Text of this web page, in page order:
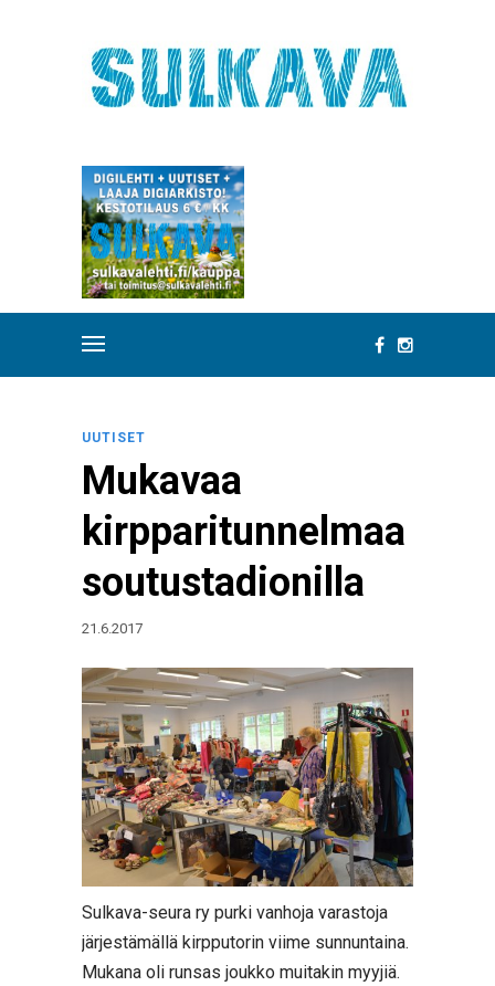
UUTISET
Mukavaa
kirpparitunnelmaa
soutustadionilla
21.6.2017
Sulkava-seura ry purki vanhoja varastoja
järjestämällä kirpputorin viime sunnuntaina.
Mukana oli runsas joukko muitakin myyjiä.